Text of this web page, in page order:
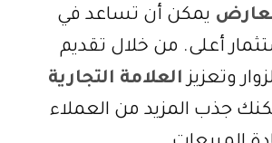
يمكن أن تساعد في
أعلى. من خلال تقديم
وتعزيزالعلامة التجارية
جذب المزيد من العملاء